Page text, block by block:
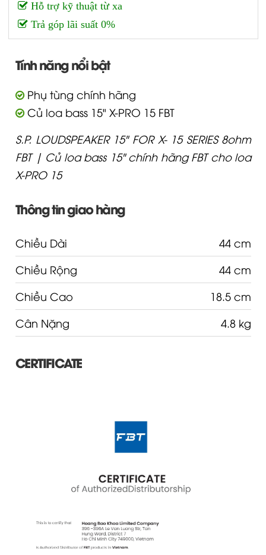
Hỗ trợ kỹ thuật từ xa
Trả góp lãi suất 0%
Tính năng nổi bật
Phụ tùng chính hãng
Củ loa bass 15" X-PRO 15 FBT
S.P. LOUDSPEAKER 15" FOR X- 15 SERIES 8ohm
FBT | Củ loa bass 15" chính hãng FBT cho loa
X-PRO 15
Thông tin giao hàng
Chiều Dài
44 cm
Chiều Rộng
44 cm
Chiều Cao
18.5 cm
Cân Nặng
4.8 kg
CERTIFICATE